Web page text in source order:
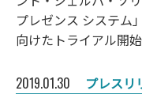
プレゼンス システム
向けたトライアル開
2019.01.30
プレスリ